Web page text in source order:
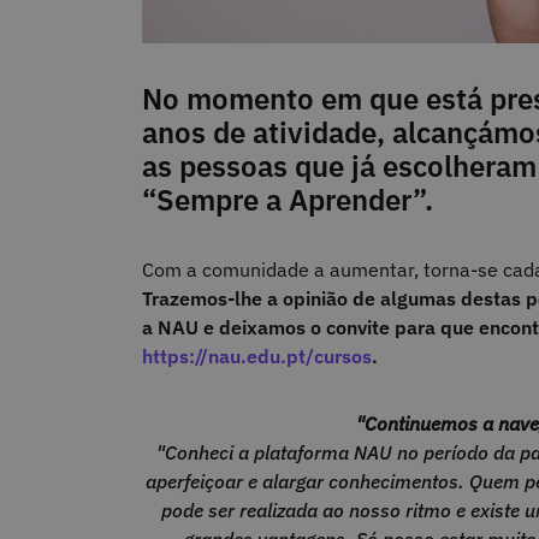
No momento em que está
anos de atividade,
as pessoas que já
“Sempre a Aprender”.
Com a comunidade a aumentar, torna-se
Trazemos-lhe a opinião de algumas destas
a NAU e deixamos o convite para que
https://nau.edu.pt/cursos.
"Continuemos a
"Conheci a plataforma NAU no período da
aperfeiçoar e alargar conhecimentos. Quem
pode ser realizada ao nosso ritmo e existe